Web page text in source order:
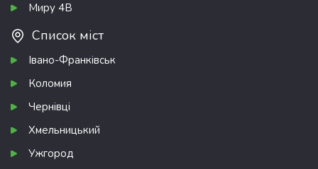
Миру 4В
Список міст
Івано-Франківськ
Коломия
Чернівці
Хмельницький
Ужгород